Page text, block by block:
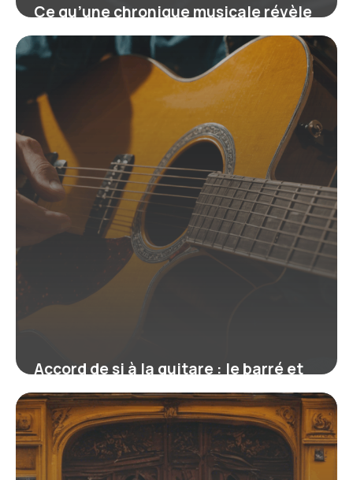
Ce qu’une chronique musicale révèle
sur l’univers sonore actuel
18 juin 2026
Accord de si à la guitare : le barré et
les versions simplifiées
16 juin 2026